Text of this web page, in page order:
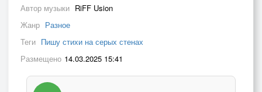
Автор музыки RiFF Usion
Жанр Разное
Теги Пишу стихи на серых стенах
Размещено 14.03.2025 15:41